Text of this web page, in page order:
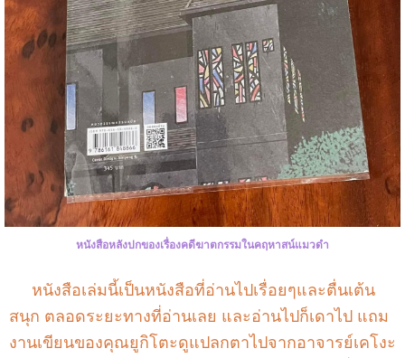
หนังสือหลังปกของเรื่องคดีฆาตกรรมในคฤหาสน์แมวดำ
หนังสือเล่มนี้เป็นหนังสือที่อ่านไปเรื่อยๆและตื่นเต้น
สนุก ตลอดระยะทางที่อ่านเลย และอ่านไปก็เดาไป แถม
งานเขียนของคุณยูกิโตะดูแปลกตาไปจากอาจารย์เคโงะ